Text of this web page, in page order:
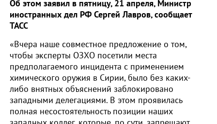
Об этом заявил в пятницу, 21 апреля, Министр
иностранных дел РФ Сергей Лавров, сообщает
ТАСС
«Вчера наше совместное предложение о том,
чтобы эксперты ОЗХО посетили места
предполагаемого инцидента с применением
химического оружия в Сирии, было без каких-
либо внятных объяснений заблокировано
западными делегациями. В этом проявилась
полная несостоятельность позиции наших